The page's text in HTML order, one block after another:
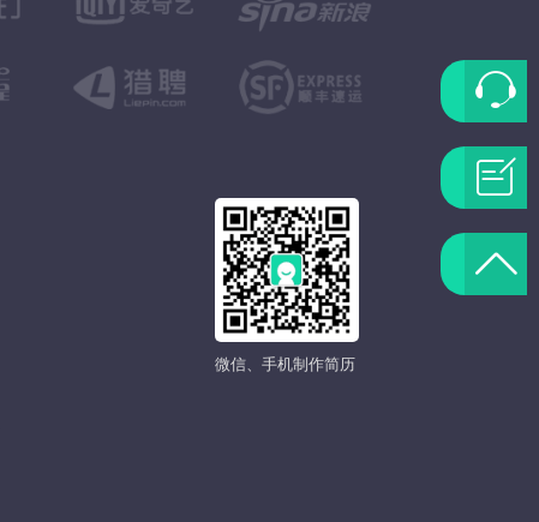
微信、手机制作简历
联
系
客
服
题
反
返